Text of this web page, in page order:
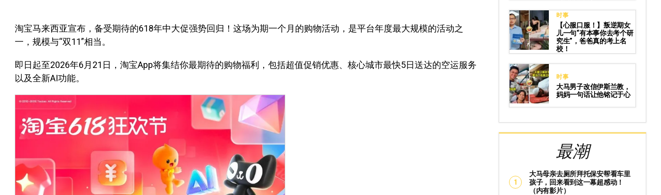
淘宝马来西亚宣布，备受期待的618年中大促强势回归！这场为期一个月的购物活动，是平台年度最大规模的活动之
一，规模与“双11”相当。
即日起至2026年6月21日，淘宝App将集结你最期待的购物福利，包括超值促销优惠、核心城市最快5日送达的空运服务
以及全新AI功能。
时事
【心服口服！】叛逆期女
儿一句“有本事你去考个研
究生”，爸爸真的考上名
校！
时事
大马男子改信伊斯兰教，
妈妈一句话让他铭记于心
最潮
大马母亲去厕所拜托保安帮看车里
孩子，回来看到这一幕超感动！
（内有影片）